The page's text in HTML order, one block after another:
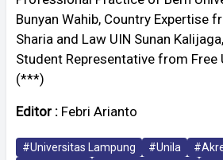
Bunyan Wahib, Country Expertise
Sharia and Law UIN Sunan
Student Representative from Free
(***)
Editor : Febri Arianto
#Universitas Lampung #Unila